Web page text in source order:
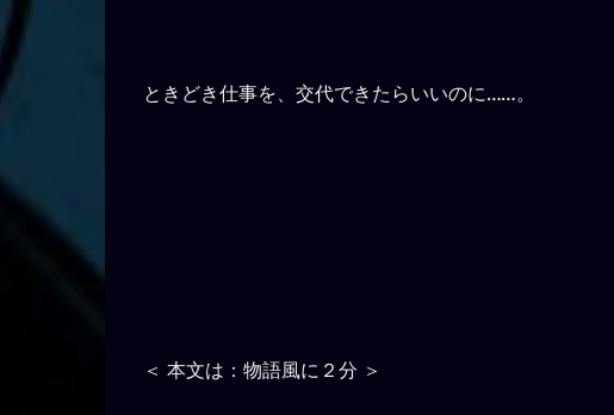
ときどき仕事を、交代できたらいいのに……。
＜ 本文は：物語風に２分 ＞